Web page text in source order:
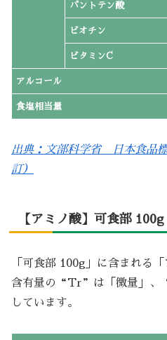
パントテン酸
ビオチン
ビタミンC
アルコール
食塩相当量
出典：文部科学省 日本食品
訂）
【アミノ酸】可食部 100g
「可食部 100g」に含まれる
含有量の“Tr”は「微量」、
しています。